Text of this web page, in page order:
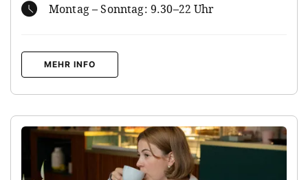
Montag – Sonntag: 9.30–22 Uhr
MEHR INFO